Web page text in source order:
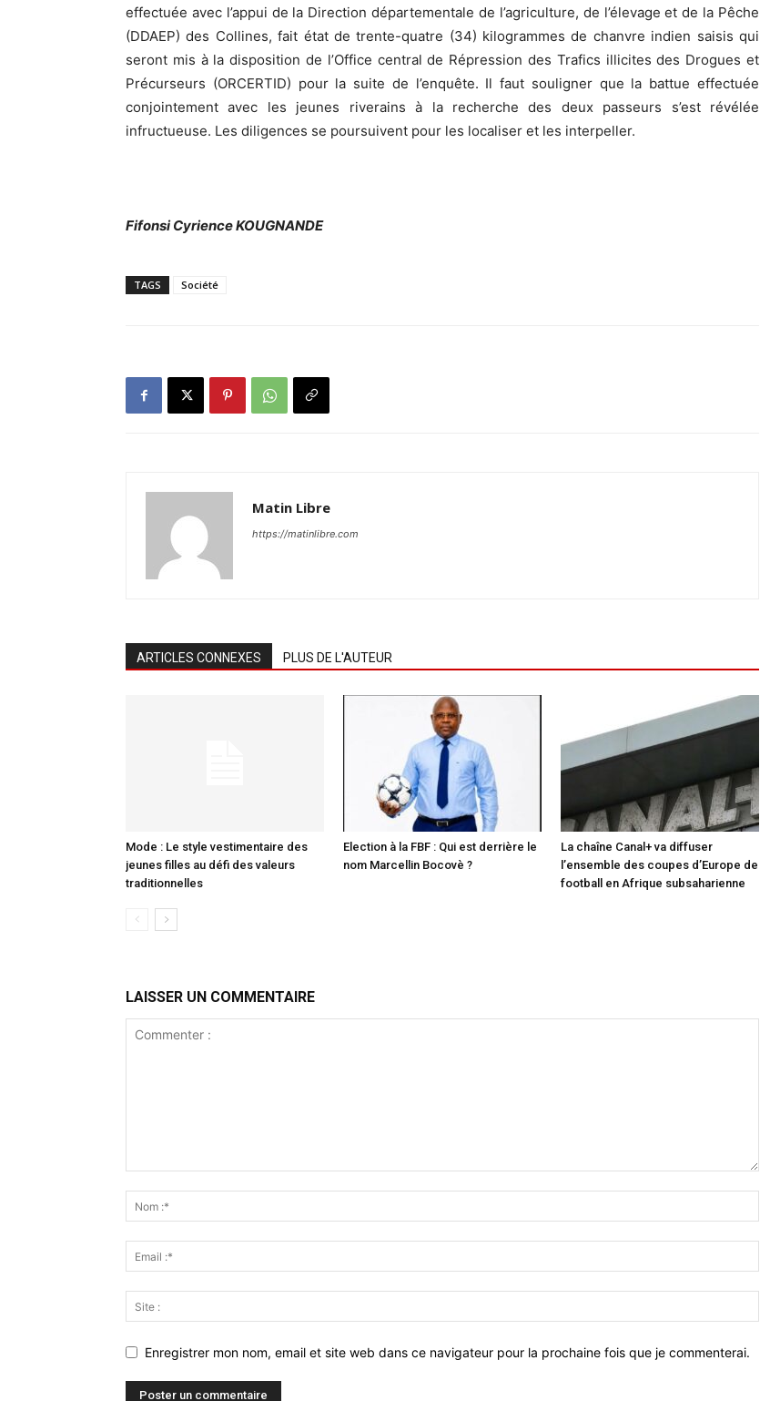
effectuée avec l’appui de la Direction départementale de l’agriculture, de l’élevage et de la Pêche
(DDAEP) des Collines, fait état de trente-quatre (34) kilogrammes de chanvre indien saisis qui
seront mis à la disposition de l’Office central de Répression des Trafics illicites des Drogues et
Précurseurs (ORCERTID) pour la suite de l’enquête. Il faut souligner que la battue effectuée
conjointement avec les jeunes riverains à la recherche des deux passeurs s’est révélée
infructueuse. Les diligences se poursuivent pour les localiser et les interpeller.
Fifonsi Cyrience KOUGNANDE
TAGS Société
Matin Libre
https://matinlibre.com
ARTICLES CONNEXES PLUS DE L'AUTEUR
Mode : Le style vestimentaire des
jeunes filles au défi des valeurs
traditionnelles
Election à la FBF : Qui est derrière le
nom Marcellin Bocovè ?
La chaîne Canal+ va diffuser
l’ensemble des coupes d’Europe de
football en Afrique subsaharienne
LAISSER UN COMMENTAIRE
Enregistrer mon nom, email et site web dans ce navigateur pour la prochaine fois que je commenterai.